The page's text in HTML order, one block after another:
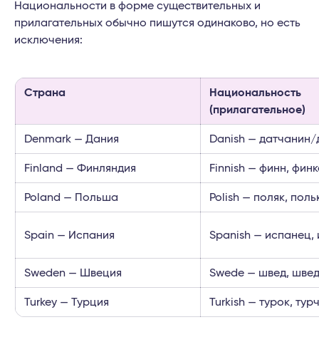
Национальности в форме существительных и
прилагательных обычно пишутся одинаково, но есть
исключения:
Страна
Национальность
(прилагательное)
Denmark — Дания Danish — датчанин/
Finland — Финляндия Finnish — финн,
Poland — Польша Polish — поляк,
Spain — Испания Spanish — испанец,
Sweden — Швеция Swede — швед,
Turkey — Турция Turkish — турок,